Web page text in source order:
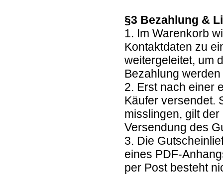
§3 Bezahlung &
1. Im Warenkorb
Kontaktdaten zu
weitergeleitet, um
Bezahlung
2. Erst nach einer
Käufer versendet.
misslingen, gilt
Versendung des
3. Die
eines PDF-
per Post besteht